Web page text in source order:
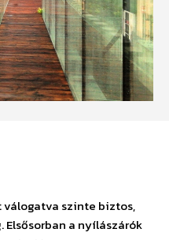
szinte biztos,
Elsősorban a nyílászárók